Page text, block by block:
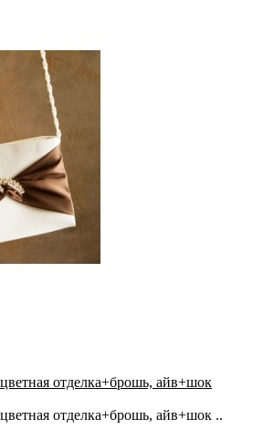
отделка+брошь, айв+шок
отделка+брошь, айв+шок ..